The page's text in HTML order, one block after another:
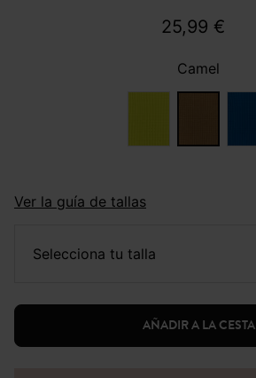
25,99 €
Camel
Ver la guía de tallas
selecciona tu talla
AÑADIR A LA CESTA